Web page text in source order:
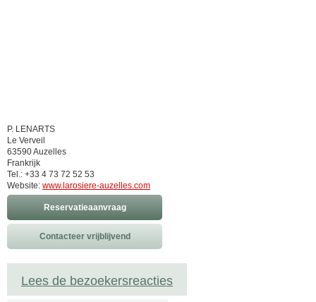
P. LENARTS
Le Verveil
63590 Auzelles
Frankrijk
Tel.: +33 4 73 72 52 53
Website: www.larosiere-auzelles.com
Reservatieaanvraag
Contacteer vrijblijvend
Lees de bezoekersreacties